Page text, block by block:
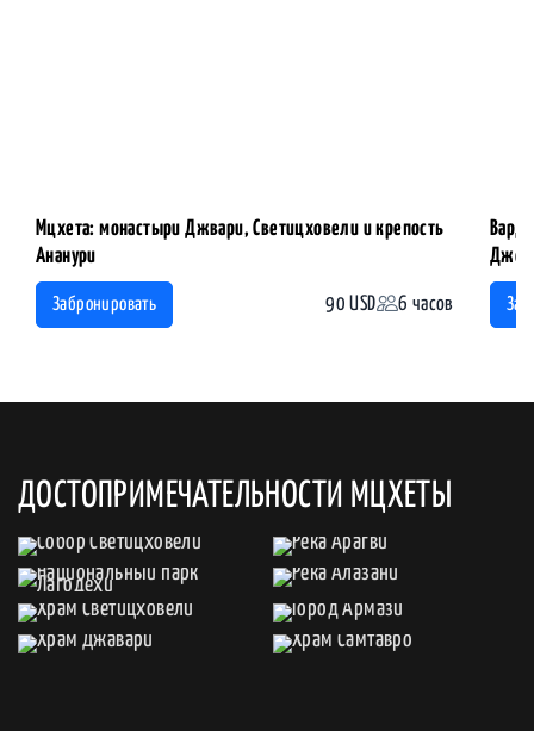
Мцхета: монастыри Джвари, Светицховели и крепость
Ананури
Забронировать 90 USD 6 часов
ДОСТОПРИМЕЧАТЕЛЬНОСТИ МЦХЕТЫ